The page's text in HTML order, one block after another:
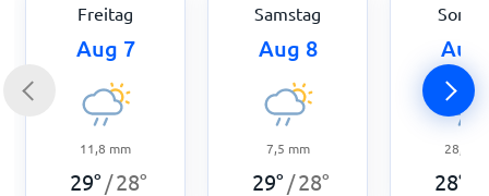
Freitag
Aug 7
11,8 mm
29° /28°
Samstag
Aug 8
7,5 mm
29° /28°
Aug
28,3
28°